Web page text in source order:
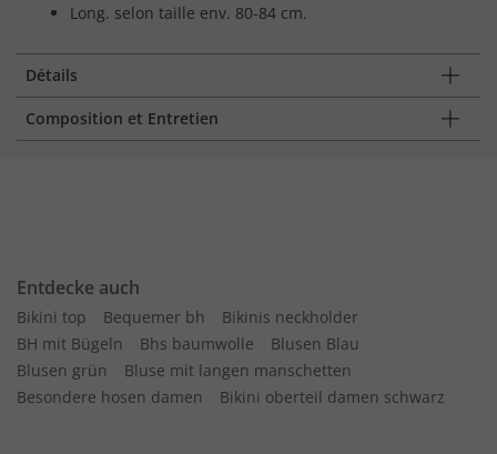
Long. selon taille env. 80-84 cm.
Détails
Composition et Entretien
Entdecke auch
Bikini top Bequemer bh
Bikinis neckholder
BH mit Bügeln
Bhs baumwolle
Blusen Blau
Blusen grün
Bluse mit langen manschetten
Besondere hosen damen
Bikini oberteil damen schwarz